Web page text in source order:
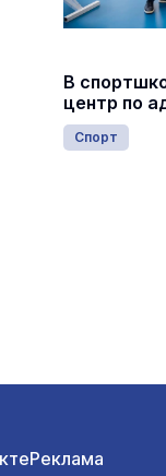
В
центр по
Спорт
Реклама